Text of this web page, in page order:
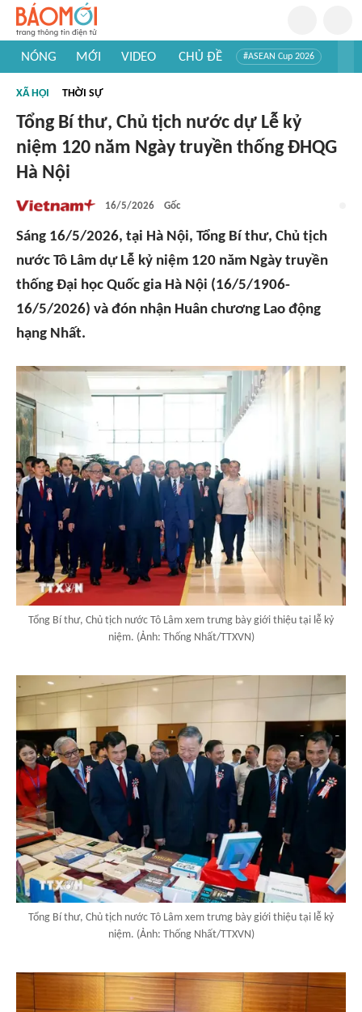
NÓNG MỚI VIDEO CHỦ ĐỀ #ASEAN Cup 2026
#Khám phá thế giới
XÃ HỘI THỜI SỰ
Tổng Bí thư, Chủ tịch nước dự Lễ kỷ
niệm 120 năm Ngày truyền thống ĐHQG
Hà Nội
16/5/2026 Gốc
Sáng 16/5/2026, tại Hà Nội, Tổng Bí thư, Chủ tịch
nước Tô Lâm dự Lễ kỷ niệm 120 năm Ngày truyền
thống Đại học Quốc gia Hà Nội (16/5/1906-
16/5/2026) và đón nhận Huân chương Lao động
hạng Nhất.
Tổng Bí thư, Chủ tịch nước Tô Lâm xem trưng bày giới thiệu tại lễ kỷ
niệm. (Ảnh: Thống Nhất/TTXVN)
Tổng Bí thư, Chủ tịch nước Tô Lâm xem trưng bày giới thiệu tại lễ kỷ
niệm. (Ảnh: Thống Nhất/TTXVN)